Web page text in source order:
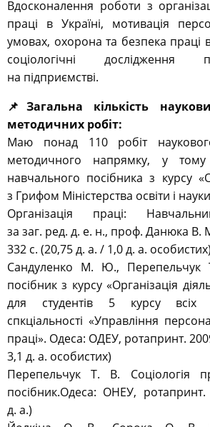
Вдосконалення роботи з
праці в Україні, мотивація
умовах, охорона та безпека праці
соціологічні дослідження
на підприємстві.
📌Загальна кількість
методичних робіт:
Маю понад 110 робіт
методичного напрямку, у тому
навчального посібника з курсу
з Грифом Міністерства освіти і
Організація праці:
за заг. ред. д. е. н., проф. Данюка В.
332 с. (20,75 д. а. / 1,0 д. а. особистих)
Сандуленко М. Ю., Перепельчук
посібник з курсу «Організація
для студентів 5 курсу
спкціальності «Управління
праці». Одеса: ОДЕУ, ротапринт.
3,1 д. а. особистих)
Перепельчук Т. В. Соціологія
посібник.Одеса: ОНЕУ,
д. а.)